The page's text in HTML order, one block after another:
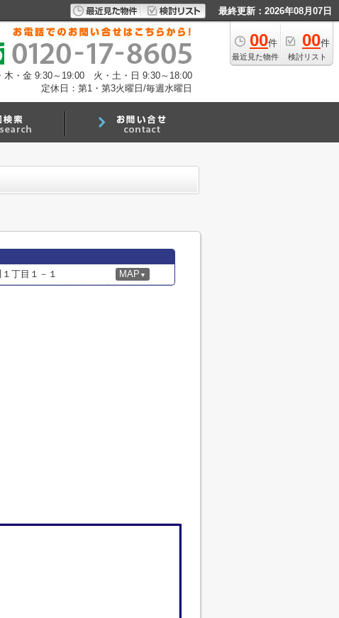
最終更新：2026年08月07日
00件
最近見た物件
00件
検討リスト
木・金 9:30～19:00 火・土・日 9:30～18:00
定休日：第1・第3火曜日/毎週水曜日
丁目１－１ MAP ▼